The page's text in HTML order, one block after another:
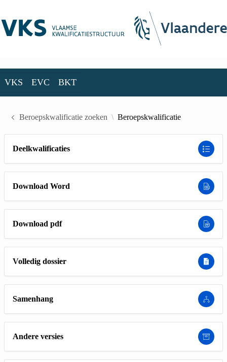
VKS EVC BKT
Beroepskwalificatie zoeken Beroepskwalificatie
Deelkwalificaties
Download Word
Download pdf
Volledig dossier
Samenhang
Andere versies